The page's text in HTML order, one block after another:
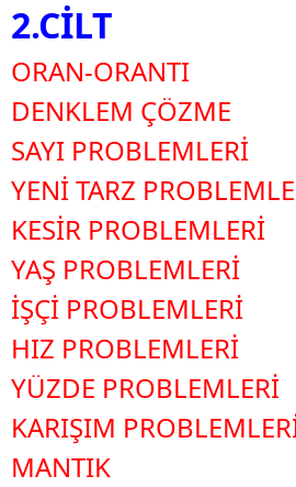
2.CİLT
ORAN-ORANTI
DENKLEM ÇÖZME
SAYI PROBLEMLERİ
YENİ TARZ
KESİR PROBLEMLERİ
YAŞ PROBLEMLERİ
İŞÇİ PROBLEMLERİ
HIZ PROBLEMLERİ
YÜZDE PROBLEMLERİ
KARIŞIM
MANTIK